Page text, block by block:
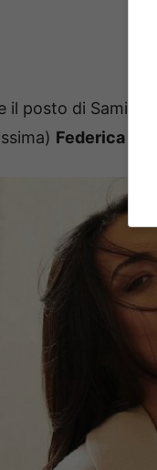
il posto di Samira
Federica